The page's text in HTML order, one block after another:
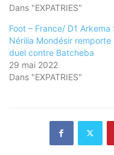
Dans "EXPATRIES"
Foot – France/ D1 Arkema :
Nérilia Mondésir remporte
duel contre Batcheba
29 mai 2022
Dans "EXPATRIES"